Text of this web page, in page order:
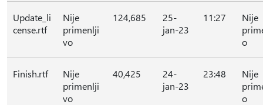
Update_li
cense.rtf
Nije
primenlji
vo
124,685
25-
jan-23
11:27
Nije
o
Finish.rtf
Nije
primenlji
vo
40,425
24-
jan-23
23:48
Nije
o